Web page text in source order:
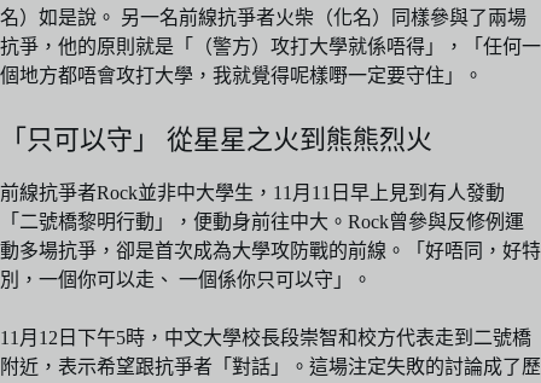
名）如是說。 另一名前線抗爭者火柴（化名）同樣參與了兩場
抗爭，他的原則就是「（警方）攻打大學就係唔得」，「任何一
個地方都唔會攻打大學，我就覺得呢樣嘢一定要守住」。
「只可以守」 從星星之火到熊熊烈火
前線抗爭者Rock並非中大學生，11月11日早上見到有人發動
「二號橋黎明行動」，便動身前往中大。Rock曾參與反修例運
動多場抗爭，卻是首次成為大學攻防戰的前線。「好唔同，好特
別，一個你可以走、 一個係你只可以守」。
11月12日下午5時，中文大學校長段崇智和校方代表走到二號橋
附近，表示希望跟抗爭者「對話」。這場注定失敗的討論成了歷